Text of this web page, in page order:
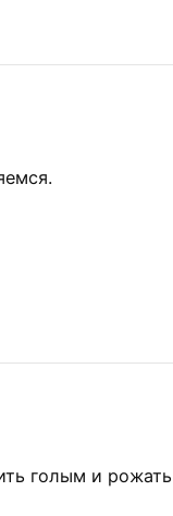
голым и рожать